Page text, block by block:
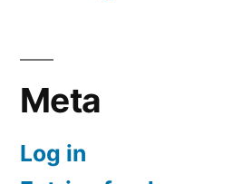
Meta
Log in